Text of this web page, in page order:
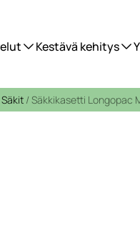
Kestävä kehitys
Säkit / Säkkikasetti Longopac